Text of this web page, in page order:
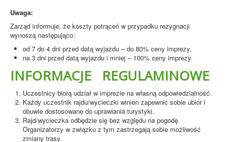
Uwaga:
Zarząd informuje, że koszty potrąceń w przypadku rezygnacji
wynoszą następująco:
od 7 do 4 dni przed datą wyjazdu – do 80% ceny imprezy,
na 3 dni przed datą wyjazdu i mniej – 100% ceny imprezy.
INFORMACJE REGULAMINOWE
Uczestnicy biorą udział w imprezie na własną odpowiedzialność.
Każdy uczestnik rajdu/wycieczki winien zapewnić sobie ubiór i
obuwie dostosowane do uprawiania turystyki.
Rajd/wycieczka odbędzie się bez względu na pogodę.
Organizatorzy w związku z tym zastrzegają sobie możliwość
zmiany trasy.